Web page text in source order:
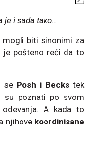
je i sada tako…
mogli biti sinonimi za
je pošteno reći da to
se Posh i Beckstek
su poznati po svom
odevanja. A kada to
njihove koordinisane